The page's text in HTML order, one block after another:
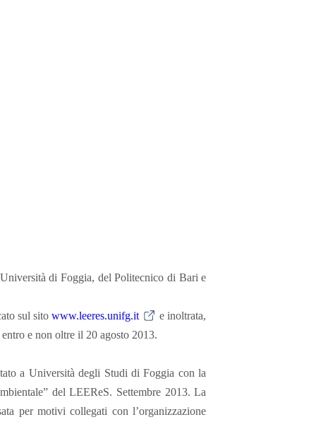
di Foggia, del Politecnico di Bari e
sul sitowww.leeres.unifg.it
e inoltrata,
e non oltre il 20 agosto 2013.
a Università degli Studi di Foggia con la
del LEEReS. Settembre 2013. La
per motivi collegati con l’organizzazione